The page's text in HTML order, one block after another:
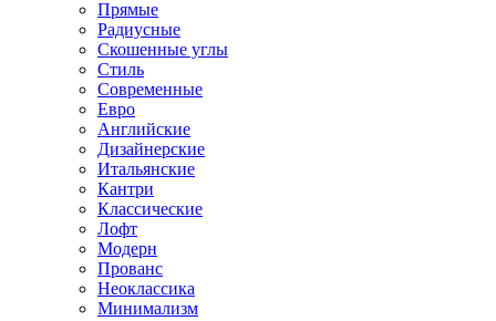
Прямые
Радиусные
Скошенные углы
Стиль
Современные
Евро
Английские
Дизайнерские
Итальянские
Кантри
Классические
Лофт
Модерн
Прованс
Неоклассика
Минимализм